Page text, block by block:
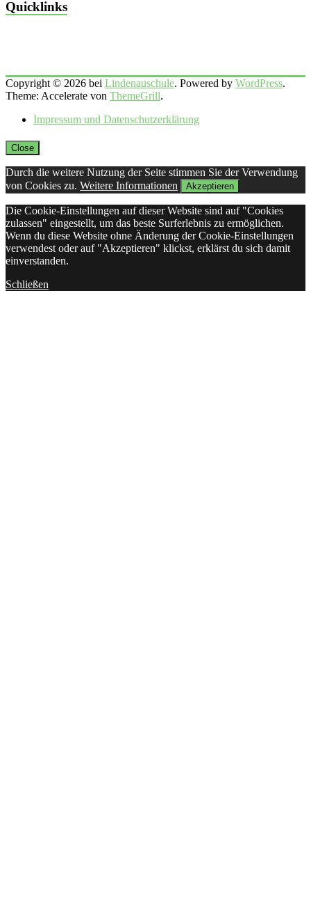
Quicklinks
Copyright © 2026 bei Lindenauschule. Powered by WordPress.
Theme: Accelerate von ThemeGrill.
Impressum und Datenschutzerklärung
Close
Durch die weitere Nutzung der Seite stimmen Sie der Verwendung
von Cookies zu. Weitere Informationen Akzeptieren
Die Cookie-Einstellungen auf dieser Website sind auf "Cookies
zulassen" eingestellt, um das beste Surferlebnis zu ermöglichen.
Wenn du diese Website ohne Änderung der Cookie-Einstellungen
verwendest oder auf "Akzeptieren" klickst, erklärst du sich damit
einverstanden.
Schließen